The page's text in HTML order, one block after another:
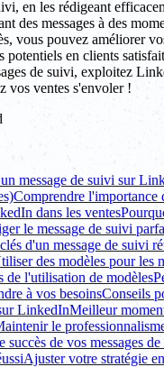
en les rédigeant
des messages à des
vous pouvez améliorer
potentiels en clients
de suivi, exploitez
vos ventes s'envoler !
message de suivi sur
Comprendre l'importance
dans les ventes
le message de suivi
d'un message de suivi
des modèles pour les
de l'utilisation de modèles
à vos besoinsConseils
LinkedInMeilleur
le
succès de vos messages
Ajuster votre stratégie